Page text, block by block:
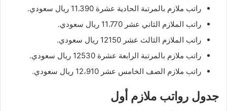
راتب ملازم بالمرتبة الحادية عشرة 11.390 ريال سعودي.
راتب الملازم الثاني عشر 11.770 ريال سعودي.
راتب الملازم الثالث عشر 12150 ريال سعودي.
راتب ملازم بالمرتبة الرابعة عشرة 12530 ريال سعودي.
راتب ملازم الصف الخامس عشر 12،910 ريال سعودي.
جدول رواتب ملازم أول